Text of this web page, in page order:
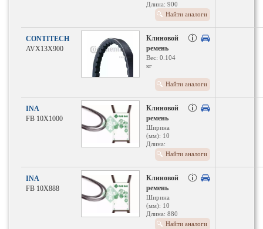
Длина: 900
Найти аналоги
CONTITECH
AVX13X900
Клиновой
ремень
Вес: 0.104
кг
Найти аналоги
INA
FB 10X1000
Клиновой
ремень
Ширина
(мм): 10
Длина:
1000 ммНайти аналоги
INA
FB 10X888
Клиновой
ремень
Ширина
(мм): 10
Длина: 880
Найти аналоги